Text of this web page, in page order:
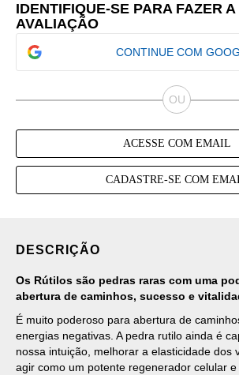
IDENTIFIQUE-SE PARA FAZER A
AVALIAÇÃO
CONTINUE COM
ACESSE COM EMAIL
CADASTRE-SE COM
DESCRIÇÃO
Os Rútilos são pedras raras com uma
abertura de caminhos, sucesso e
É muito poderoso para abertura de
energias negativas. A pedra rutilo ainda é
nossa intuição, melhorar a elasticidade dos
agir como um potente regenerador celular e